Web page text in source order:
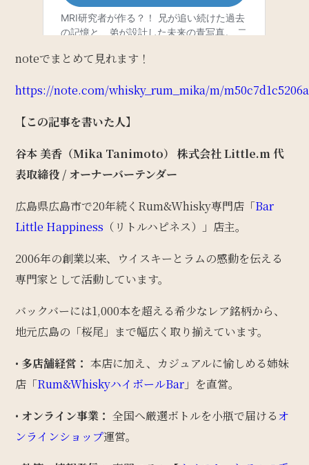
noteでまとめて見れます！
https://note.com/whisky_rum_mika/m/m50c7d1c5206a
【この記事を書いた人】
谷本 美香（Mika Tanimoto）
株式会社 Little.m 代
表取締役 / オーナーバーテンダー
広島県広島市で20年続くRum&Whisky専門店「Bar
Little Happiness （リトルハピネス）」店主。
2006年の創業以来、ウイスキーとラムの感動を伝える
専門家として活動しています。
バックバーには1,000本を超える希少なレア銘柄から、
地元広島の「桜尾」まで幅広く取り揃えています。
• 多店舗経営： 本店に加え、カジュアルに愉しめる姉妹
店「Rum&WhiskyハイボールBar 」を直営。
• オンライン事業： 全国へ厳選ボトルを小瓶で届ける オ
ンラインショップ運営。